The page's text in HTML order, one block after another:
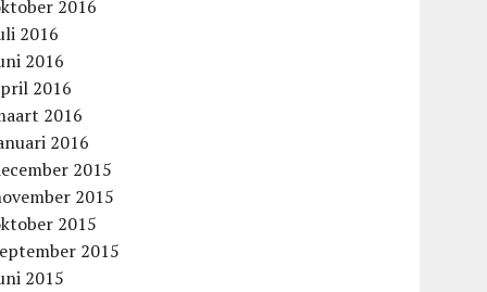
2016
2016
2016
2016
2016
2016
2015
2015
2015
2015
2015